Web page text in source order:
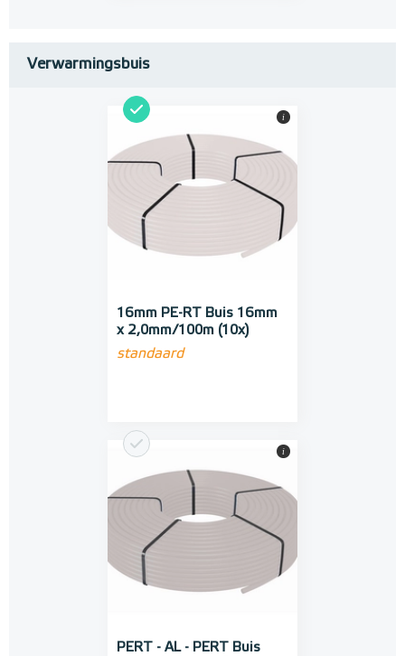
Verwarmingsbuis
16mm PE-RT Buis 16mm
x 2,0mm/100m (10x)
standaard
i
PERT - AL - PERT Buis
i